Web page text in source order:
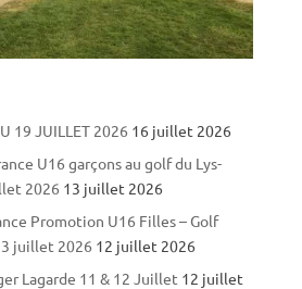
19 JUILLET 2026 16 juillet 2026
U16 garçons au golf du Lys-
2026 13 juillet 2026
Promotion U16 Filles – Golf
juillet 2026 12 juillet 2026
Lagarde 11 & 12 Juillet 12 juillet